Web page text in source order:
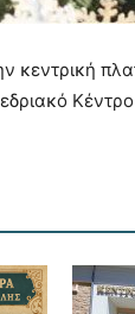
κεντρική